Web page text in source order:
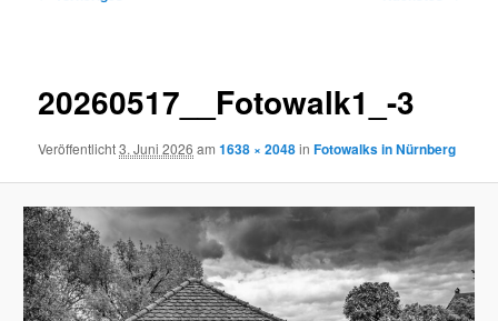
20260517__Fotowalk1_-3
Veröffentlicht3. Juni 2026 am1638 × 2048inFotowalks in Nürnberg